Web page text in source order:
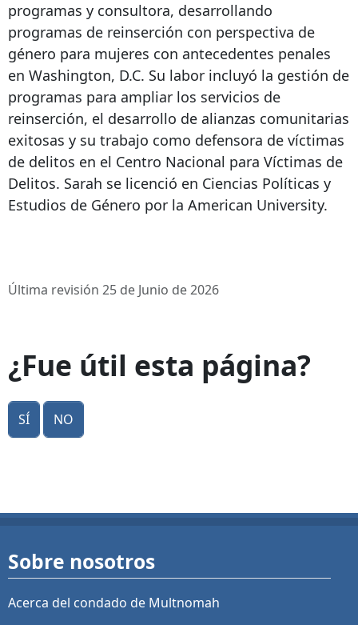
programas y consultora, desarrollando
programas de reinserción con perspectiva de
género para mujeres con antecedentes penales
en Washington, D.C. Su labor incluyó la gestión de
programas para ampliar los servicios de
reinserción, el desarrollo de alianzas comunitarias
exitosas y su trabajo como defensora de víctimas
de delitos en el Centro Nacional para Víctimas de
Delitos. Sarah se licenció en Ciencias Políticas y
Estudios de Género por la American University.
Última revisión 25 de Junio de 2026
¿Fue útil esta página?
Sí No
Sobre nosotros
Acerca del condado de Multnomah